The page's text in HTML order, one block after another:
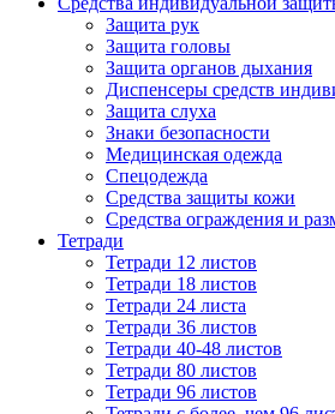
Защита рук
Защита головы
Защита органов дыхания
Диспенсеры средств
Защита слуха
Знаки безопасности
Медицинская одежда
Спецодежда
Средства защиты кожи
Средства ограждения и
Тетради
Тетради 12 листов
Тетради 18 листов
Тетради 24 листа
Тетради 36 листов
Тетради 40-48 листов
Тетради 80 листов
Тетради 96 листов